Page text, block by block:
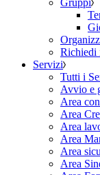
Gruppi
Richiedi
Servizi
Tutti i
Avvio e
Area
Area
Area
Area
Area
Area